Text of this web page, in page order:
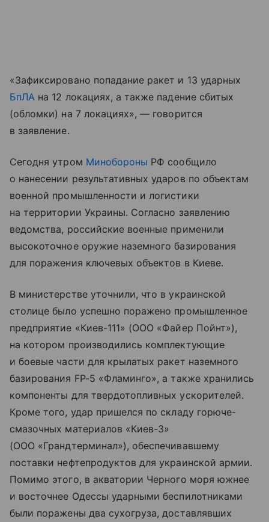
«Зафиксировано попадание ракет и 13 ударных
БпЛА на 12 локациях, а также падение сбитых
(обломки) на 7 локациях», — говорится
в заявление.
Сегодня утром Минобороны РФ сообщило
о нанесении результативных ударов по объектам
военной промышленности и логистики
на территории Украины. Согласно заявлению
ведомства, российские военные применили
высокоточное оружие наземного базирования
для поражения ключевых объектов в Киеве.
В министерстве уточнили, что в украинской
столице было успешно поражено промышленное
предприятие «Киев-111» (ООО «Файер Пойнт»),
на котором производились комплектующие
и боевые части для крылатых ракет наземного
базирования FP-5 «Фламинго», а также хранились
компоненты для твердотопливных ускорителей.
Кроме того, удар пришелся по складу горюче-
смазочных материалов «Киев-3»
(ООО «Грандтерминал»), обеспечивавшему
поставки нефтепродуктов для украинской армии.
Помимо этого, в акватории Черного моря южнее
и восточнее Одессы ударными беспилотниками
были поражены два сухогруза, доставлявших